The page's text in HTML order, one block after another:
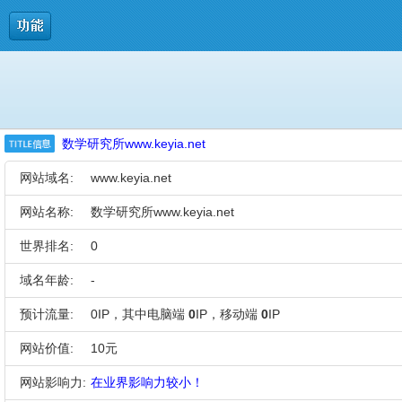
数学研究所www.keyia.net
网站域名: www.keyia.net
网站名称: 数学研究所www.keyia.net
世界排名: 0
域名年龄: -
预计流量: 0IP，其中电脑端 0IP，移动端 0IP
网站价值: 10元
网站影响力: 在业界影响力较小！